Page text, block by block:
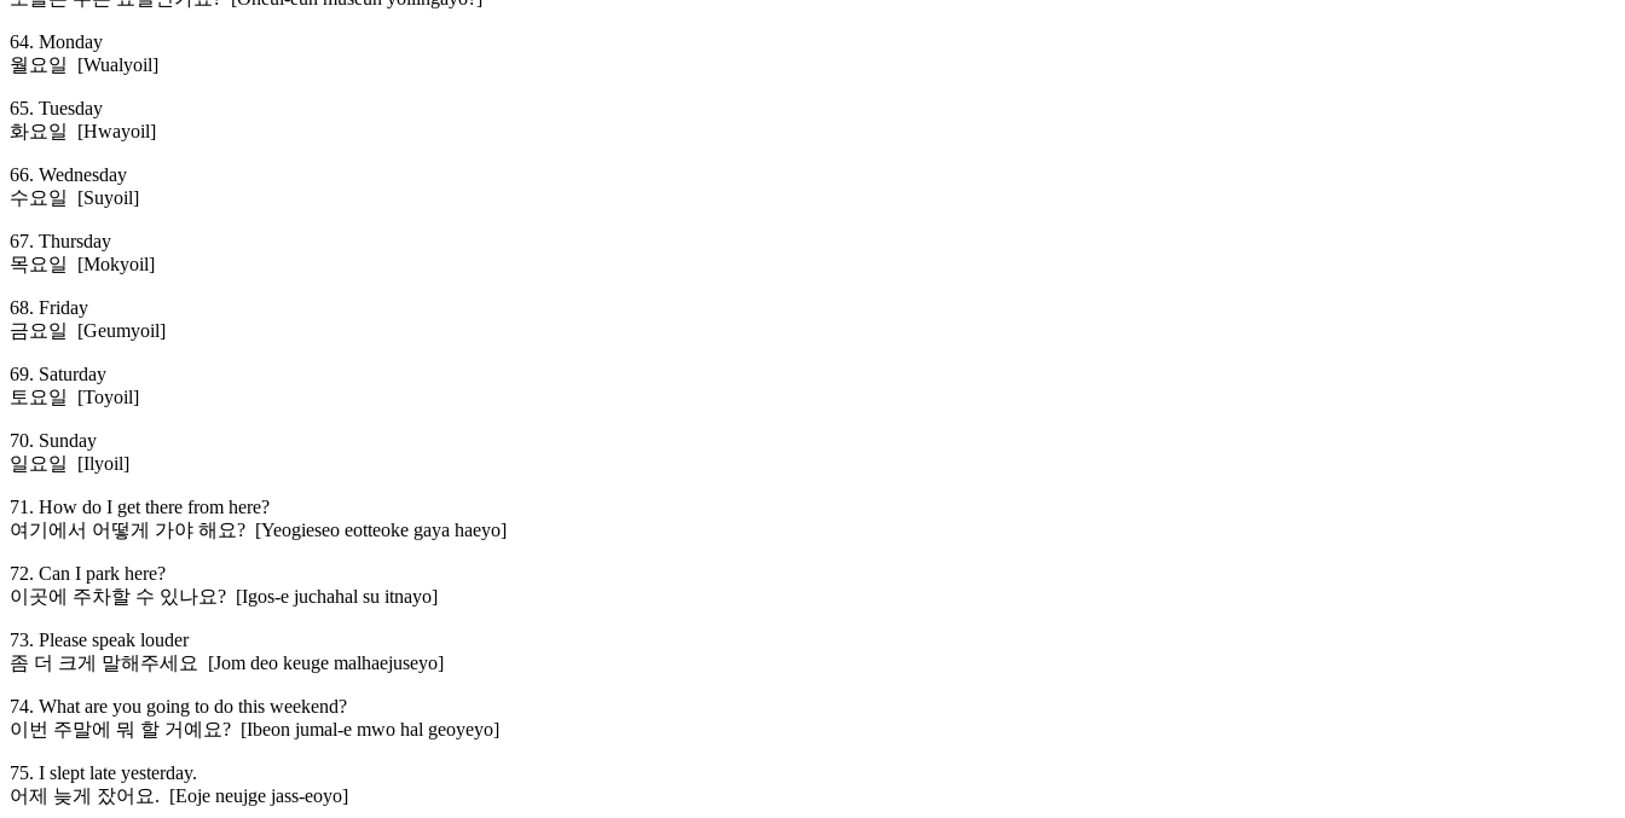
64. Monday
월요일 [Wualyoil]
65. Tuesday
화요일 [Hwayoil]
66. Wednesday
수요일 [Suyoil]
67. Thursday
목요일 [Mokyoil]
68. Friday
금요일 [Geumyoil]
69. Saturday
토요일 [Toyoil]
70. Sunday
일요일 [Ilyoil]
71. How do I get there from here?
여기에서 어떻게 가야 해요? [Yeogieseo eotteoke gaya haeyo]
72. Can I park here?
이곳에 주차할 수 있나요? [Igos-e juchahal su itnayo]
73. Please speak louder
좀 더 크게 말해주세요 [Jom deo keuge malhaejuseyo]
74. What are you going to do this weekend?
이번 주말에 뭐 할 거예요? [Ibeon jumal-e mwo hal geoyeyo]
75. I slept late yesterday.
어제 늦게 잤어요. [Eoje neujge jass-eoyo]